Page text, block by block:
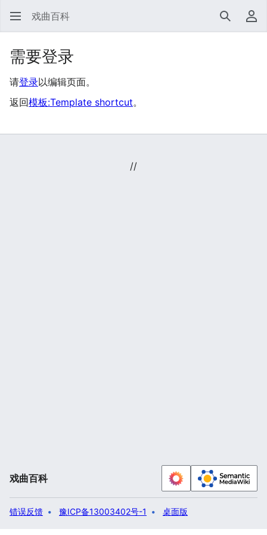
戏曲百科 搜索 用
需要登录
请登录以编辑页面。
返回模板:Template shortcut。
//
戏曲百科
错误反馈 豫ICP备13003402号-1 桌面版